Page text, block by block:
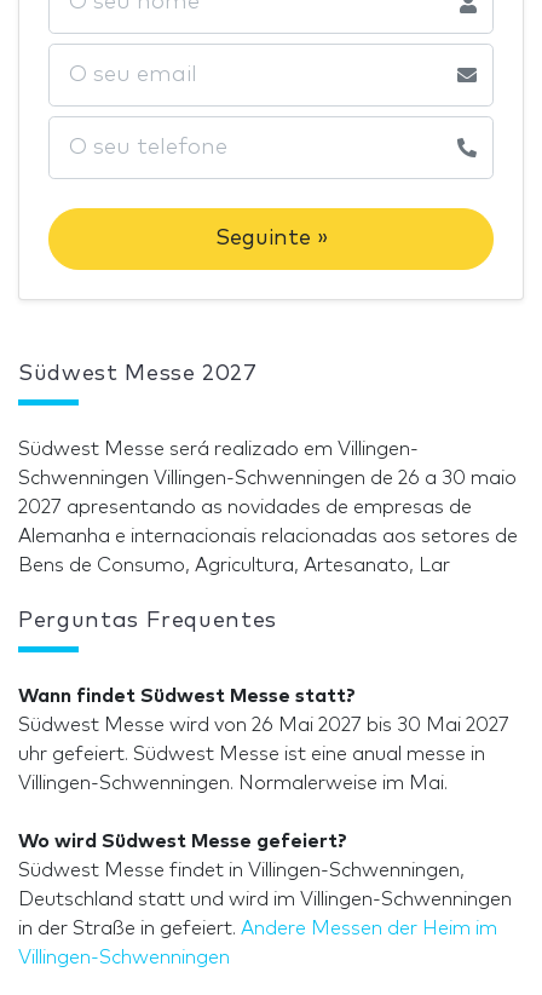
Seguinte »
Südwest Messe 2027
Südwest Messe será realizado em Villingen-
Schwenningen Villingen-Schwenningen de 26 a 30 maio
2027 apresentando as novidades de empresas de
Alemanha e internacionais relacionadas aos setores de
Bens de Consumo, Agricultura, Artesanato, Lar
Perguntas Frequentes
Wann findet Südwest Messe statt?
Südwest Messe wird von 26 Mai 2027 bis 30 Mai 2027
uhr gefeiert. Südwest Messe ist eine anual messe in
Villingen-Schwenningen. Normalerweise im Mai.
Wo wird Südwest Messe gefeiert?
Südwest Messe findet in Villingen-Schwenningen,
Deutschland statt und wird im Villingen-Schwenningen
in der Straße in gefeiert. Andere Messen der Heim im
Villingen-Schwenningen